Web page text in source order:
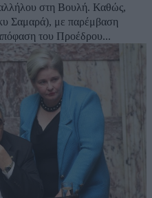
στη Βουλή. Καθώς,
Σαμαρά), με παρέμβαση
του Προέδρου...